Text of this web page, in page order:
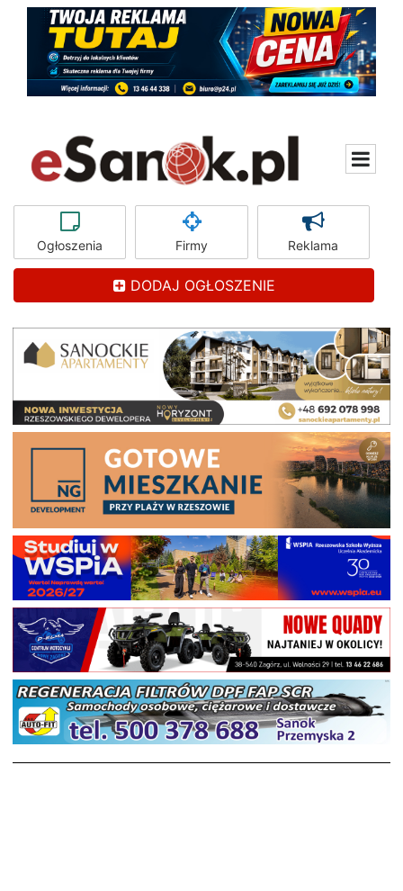
Ogłoszenia Firmy Reklama
DODAJ OGŁOSZENIE